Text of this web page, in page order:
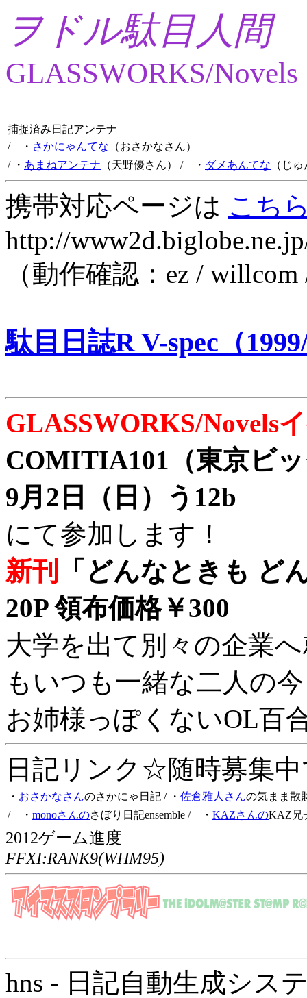
ヲドル駄目人間
GLASSWORKS/Novels
捕捉済み日記アンテナ
/ ・ さかにゃんてな （おさかなさん）
/ ・ あまねアンテナ （天野優さん） / ・ ダメあんてな （じ
携帯対応ページは こち
http://
（動作確認：ez /
駄目日誌R V-spec（
GLASSWORKS/Novels
COMITIA101（東京ビ
9月2日（日）う12b
にて参加します！
新刊
「どんなときも ど
20P 領布価格￥300
大学を出て別々の企業
もいつも一緒な二人の
お姉様っぽくないOL百
日記リンク☆随時募集
・ おさかなさんのさかにゃ日記 / ・ 佐倉雅人さんの気まま散
/ ・ monoさんのさぼり日記ensemble / ・ KAZさんのKAZ兄
2012ゲーム進度
FFXI:RANK9(WHM95)
hns - 日記自動生成シス